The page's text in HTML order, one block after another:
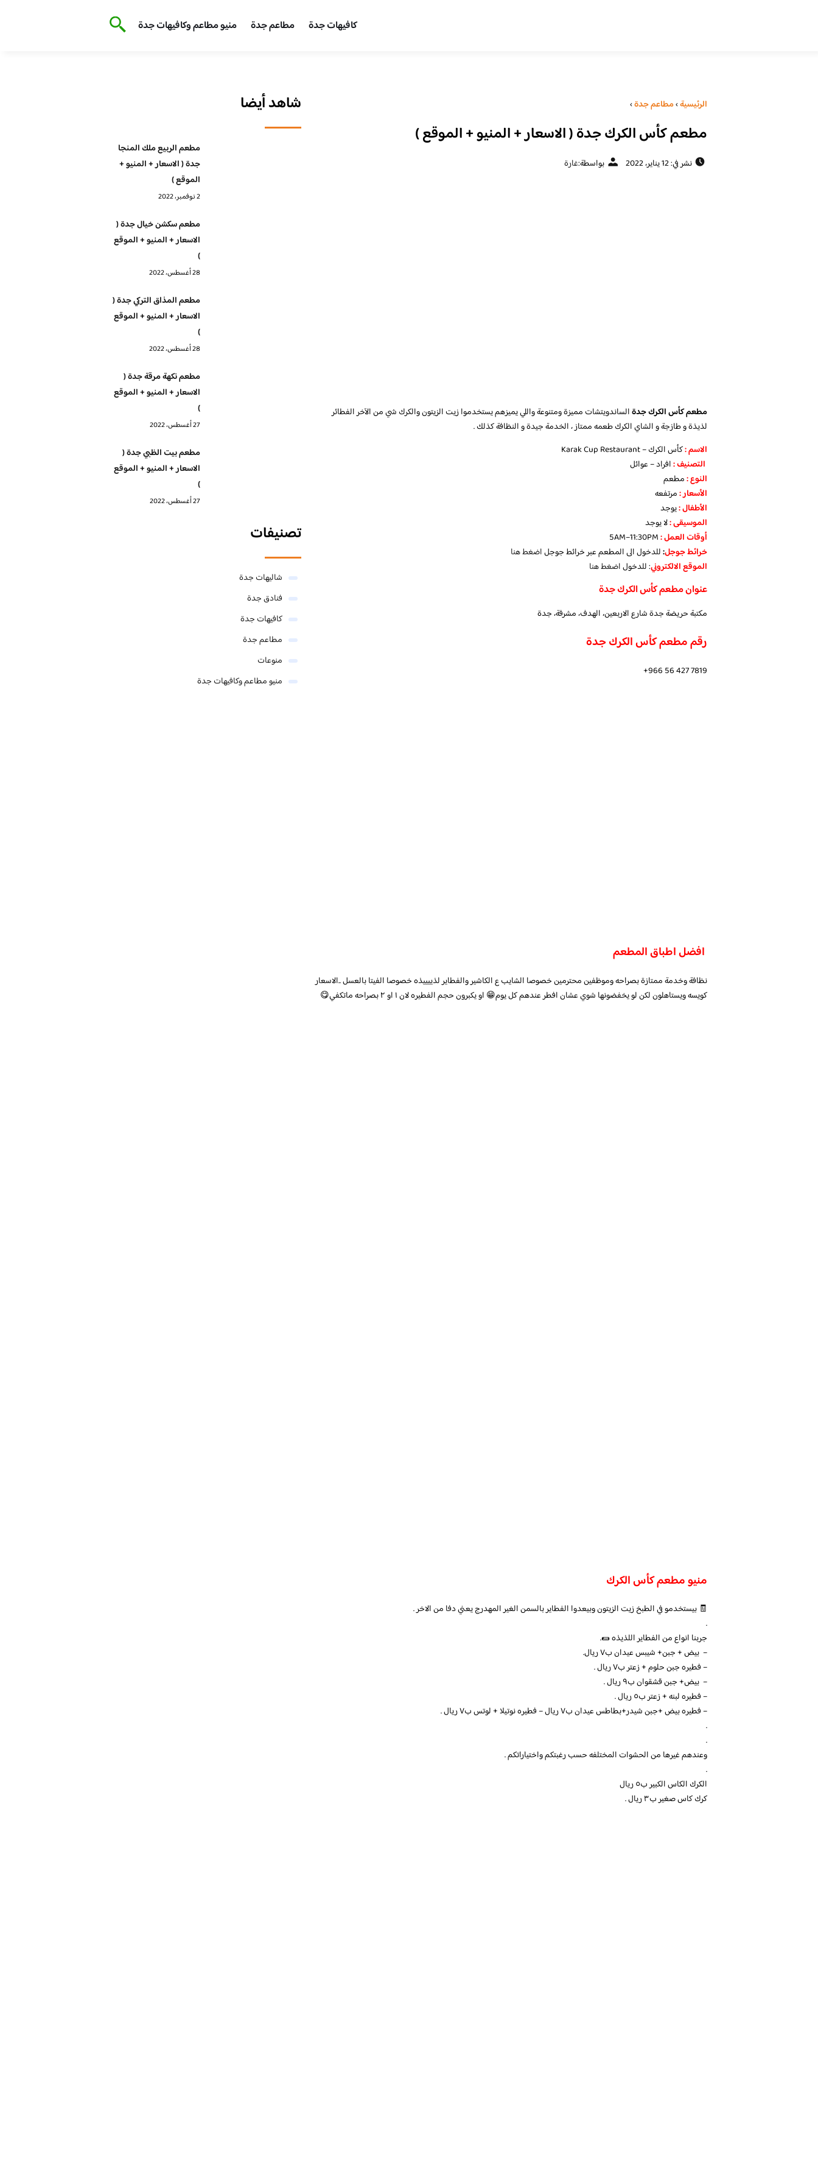
كافيهات جدة مطاعم جدة منيو مطاعم وكافيهات جدة
الرئيسية›مطاعم جدة›
مطعم كأس الكرك جدة ( الاسعار + المنيو + الموقع )
نشر في: 12 يناير، 2022 بواسطة:غارة
مطعم كأس الكرك جدةالساندويتشات مميزة ومتنوعة واللي يميزهم يستخدموا زيت الزيتون والكرك شي من الآخر الفطائر
لذيذة و طازجة و الشاي الكرك طعمه ممتاز ، الخدمة جيدة و النظافة كذلك .
الاسم :كأس الكرك – Karak Cup Restaurant
التصنيف :افراد – عوائل
النوع :مطعم
الأسعار :مرتفعه
الأطفال :يوجد
الموسيقى :لا يوجد
أوقات العمل :
خرائط جوجل:للدخول الى المطعم عبر خرائط جوجلاضغط هنا
الموقع الالكتروني: للدخولاضغط هنا
عنوان مطعم كأس الكرك جدة
مكتبة حريضة جدة شارع الاربعين، الهدف، مشرفة، جدة
رقم مطعم كأس الكرك جدة
افضل اطباق المطعم
نظافة وخدمة ممتازة بصراحه وموظفين محترمين خصوصا الشايب ع الكاشير والفطاير لذييييذه خصوصا الفيتا بالعسل ..الاسعار
كويسه ويستاهلون لكن لو يخفضونها شوي عشان افطر عندهم كل يوم😁 او يكبرون حجم الفطيره لان ١ او ٢ بصراحه ماتكفي😋
منيو مطعم كأس الكرك
🧾 بيستخدمو في الطبخ زيت الزيتون وبيعدوا الفطاير بالسمن الغير المهدرج يعني دفا من الاخر .
.
جربنا انواع من الفطاير اللذيذه 🌯.
– بيض + جبن+ شيبس عيدان ب٧ ريال.
– فطيره جبن حلوم + زعتر ب٧ ريال .
– بيض+ جبن قشقوان ب٩ ريال .
– فطيره لبنه + زعتر ب٥ ريال .
– فطيره بيض +جبن شيدر+بطاطس عيدان ب٧ ريال – فطيره نوتيلا + لوتس ب٧ ريال .
.
.
وعندهم غيرها من الحشوات المختلفه حسب رغبتكم واختياراتكم .
.
الكرك الكاس الكبير ب٥ ريال
كرك كاس صغير ب٣ ريال .
شاهد أيضا
مطعم الربيع ملك المنجا
جدة ( الاسعار + المنيو +
الموقع )
2 نوفمبر، 2022
مطعم سكشن خيال جدة (
الاسعار + المنيو + الموقع
)
28 أغسطس، 2022
مطعم المذاق التركي جدة (
الاسعار + المنيو + الموقع
)
28 أغسطس، 2022
مطعم نكهة مرقة جدة (
الاسعار + المنيو + الموقع
)
27 أغسطس، 2022
مطعم بيت الظبي جدة (
الاسعار + المنيو + الموقع
)
27 أغسطس، 2022
تصنيفات
شاليهات جدة
فنادق جدة
كافيهات جدة
مطاعم جدة
منوعات
منيو مطاعم وكافيهات جدة